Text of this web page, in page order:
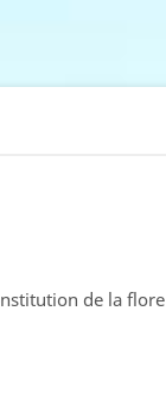
de la flore